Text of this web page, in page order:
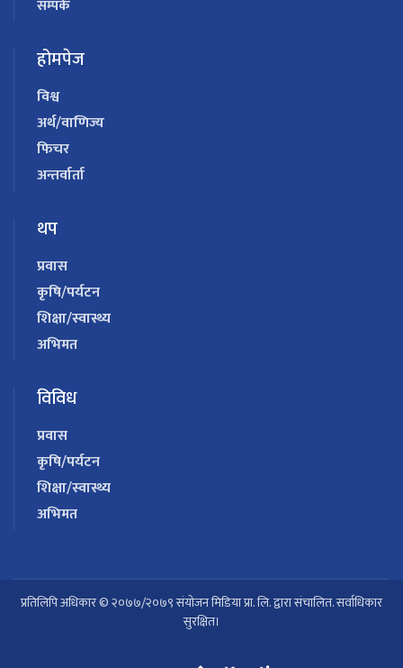
सम्पर्क
होमपेज
विश्व
अर्थ/वाणिज्य
फिचर
अन्तर्वार्ता
थप
प्रवास
कृषि/पर्यटन
शिक्षा/स्वास्थ्य
अभिमत
विविध
प्रवास
कृषि/पर्यटन
शिक्षा/स्वास्थ्य
अभिमत
प्रतिलिपि अधिकार © २०७७/२०७९ संयोजन मिडिया प्रा. लि. द्वारा संचालित. सर्वाधिकार
सुरक्षित।